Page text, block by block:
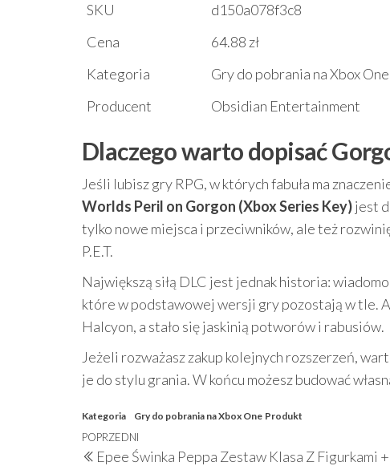
SKU
d150a078f3c8
Cena
64.88 zł
Kategoria
Gry do pobrania na Xbox One
Producent
Obsidian Entertainment
Dlaczego warto dopisać
Jeśli lubisz gry RPG, w których fabuła ma
Worlds Peril on Gorgon (Xbox Series Key)jest
tylko nowe miejsca i przeciwników, ale też
P.E.T.
Największą siłą DLC jest jednak historia:
które w podstawowej wersji gry pozostają w tle.
Halcyon, a stało się jaskinią potworów i rabusiów.
Jeżeli rozważasz zakup kolejnych rozszerzeń,
je do stylu grania. W końcu możesz budować
Kategoria Gry do pobrania na Xbox One Produkt
Nawigacja
Poprzedni
wpis
POPRZEDNI
Epee Świnka Peppa Zestaw Klasa Z Figurkami +